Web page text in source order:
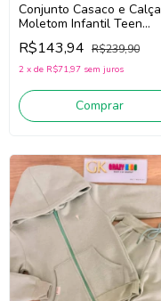
Conjunto Casaco e Calça
Moletom Infantil Teen
Menino Onda Marinha
1261131 (Marinho)
R$143,94 R$239,90
2 x de R$71,97 sem juros
Comprar